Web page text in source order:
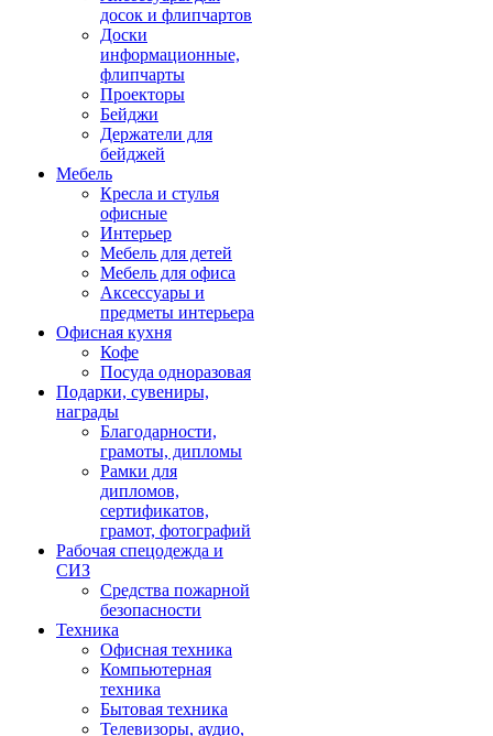
досок и флипчартов
Доски
информационные,
флипчарты
Проекторы
Бейджи
Держатели для
бейджей
Мебель
Кресла и стулья
офисные
Интерьер
Мебель для детей
Мебель для офиса
Аксессуары и
предметы интерьера
Офисная кухня
Кофе
Посуда одноразовая
Подарки, сувениры,
награды
Благодарности,
грамоты, дипломы
Рамки для
дипломов,
сертификатов,
грамот, фотографий
Рабочая спецодежда и
СИЗ
Средства пожарной
безопасности
Техника
Офисная техника
Компьютерная
техника
Бытовая техника
Телевизоры, аудио,